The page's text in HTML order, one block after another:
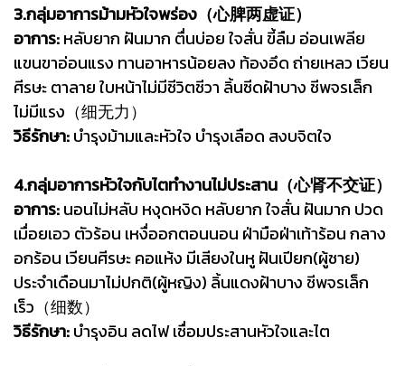
3.กลุ่มอาการม้ามหัวใจพร่อง（心脾两虚证）
อาการ:หลับยาก ฝันมาก ตื่นบ่อย ใจสั่น ขี้ลืม อ่อนเพลีย
แขนขาอ่อนแรง ทานอาหารน้อยลง ท้องอึด ถ่ายเหลว เวียน
ศีรษะ ตาลาย ใบหน้าไม่มีชีวิตชีวา ลิ้นซีดฝ้าบาง ชีพจรเล็ก
ไม่มีแรง（细无力）
วิธีรักษา:บำรุงม้ามและหัวใจ บำรุงเลือด สงบจิตใจ
4.กลุ่มอาการหัวใจกับไตทำงานไม่ประสาน（心肾不交证）
อาการ:นอนไม่หลับ หงุดหงิด หลับยาก ใจสั่น ฝันมาก ปวด
เมื่อยเอว ตัวร้อน เหงื่ออกตอนนอน ฝ่ามือฝ่าเท้าร้อน กลาง
อกร้อน เวียนศีรษะ คอแห้ง มีเสียงในหู ฝันเปียก(ผู้ชาย)
ประจำเดือนมาไม่ปกติ(ผู้หญิง) ลิ้นแดงฝ้าบาง ชีพจรเล็ก
เร็ว（细数）
วิธีรักษา:บำรุงอิน ลดไฟ เชื่อมประสานหัวใจและไต